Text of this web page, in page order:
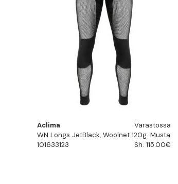
Aclima
Varastossa
WN Longs JetBlack, Woolnet 120g. Musta
101633123
Sh. 115.00€